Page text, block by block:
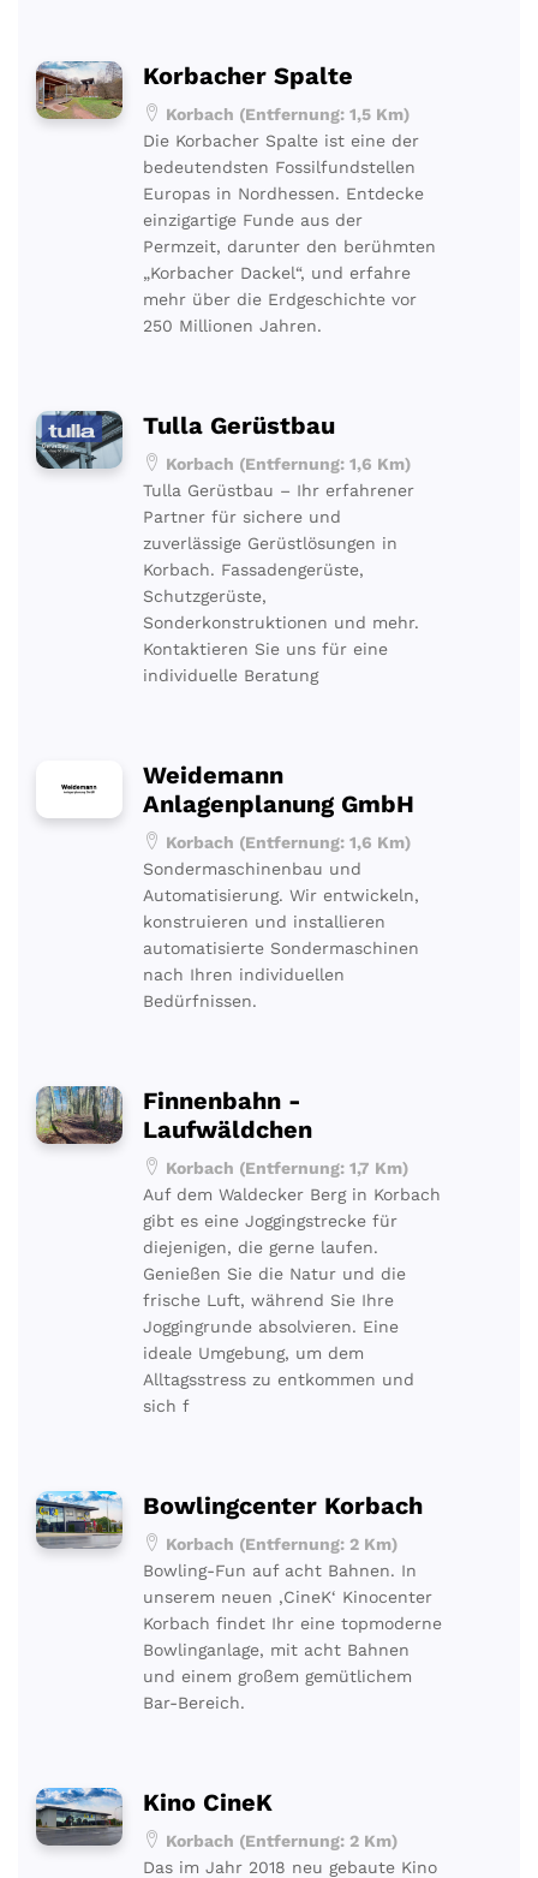
Korbacher Spalte
Korbach (Entfernung: 1,5 Km)
Die Korbacher Spalte ist eine der
bedeutendsten Fossilfundstellen
Europas in Nordhessen. Entdecke
einzigartige Funde aus der
Permzeit, darunter den berühmten
„Korbacher Dackel“, und erfahre
mehr über die Erdgeschichte vor
250 Millionen Jahren.
Tulla Gerüstbau
Korbach (Entfernung: 1,6 Km)
Tulla Gerüstbau – Ihr erfahrener
Partner für sichere und
zuverlässige Gerüstlösungen in
Korbach. Fassadengerüste,
Schutzgerüste,
Sonderkonstruktionen und mehr.
Kontaktieren Sie uns für eine
individuelle Beratung
Weidemann
Anlagenplanung GmbH
Korbach (Entfernung: 1,6 Km)
Sondermaschinenbau und
Automatisierung. Wir entwickeln,
konstruieren und installieren
automatisierte Sondermaschinen
nach Ihren individuellen
Bedürfnissen.
Finnenbahn -
Laufwäldchen
Korbach (Entfernung: 1,7 Km)
Auf dem Waldecker Berg in Korbach
gibt es eine Joggingstrecke für
diejenigen, die gerne laufen.
Genießen Sie die Natur und die
frische Luft, während Sie Ihre
Joggingrunde absolvieren. Eine
ideale Umgebung, um dem
Alltagsstress zu entkommen und
sich f
Bowlingcenter Korbach
Korbach (Entfernung: 2 Km)
Bowling-Fun auf acht Bahnen. In
unserem neuen ‚CineK‘ Kinocenter
Korbach findet Ihr eine topmoderne
Bowlinganlage, mit acht Bahnen
und einem großem gemütlichem
Bar-Bereich.
Kino CineK
Korbach (Entfernung: 2 Km)
Das im Jahr 2018 neu gebaute Kino